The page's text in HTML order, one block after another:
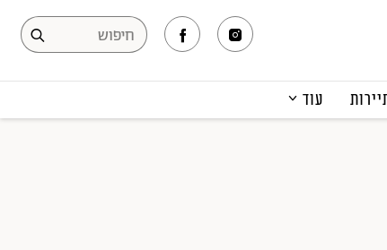
עוד